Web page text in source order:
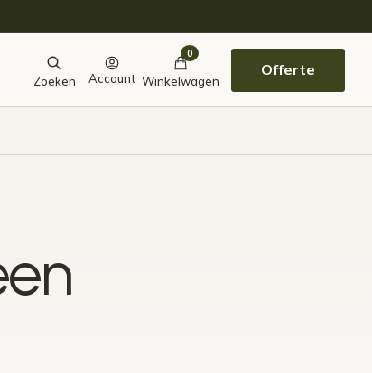
Zoeken Account
0
Winkelwagen
Offerte